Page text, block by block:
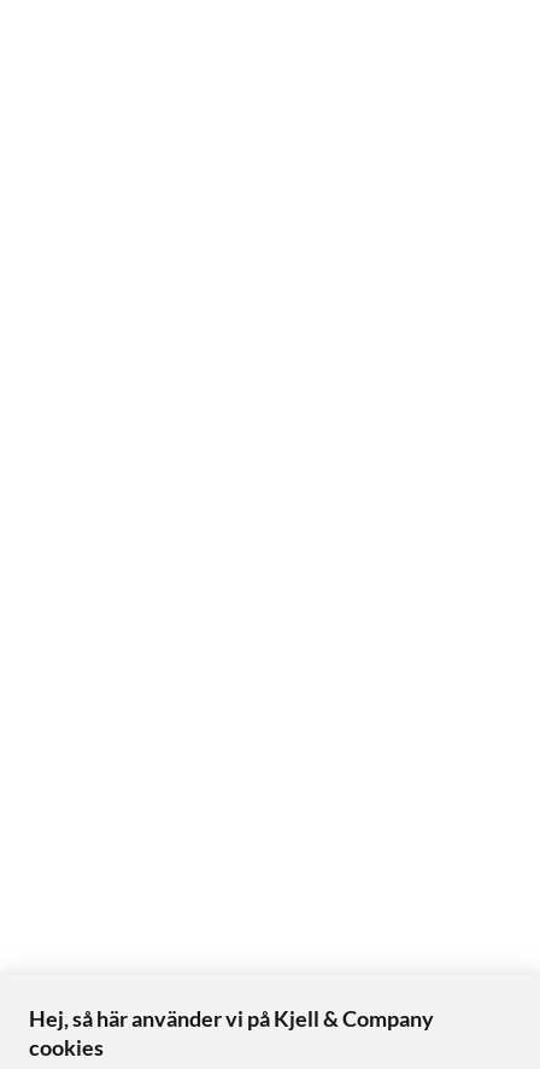
Hej, så här använder vi på Kjell & Company
cookies